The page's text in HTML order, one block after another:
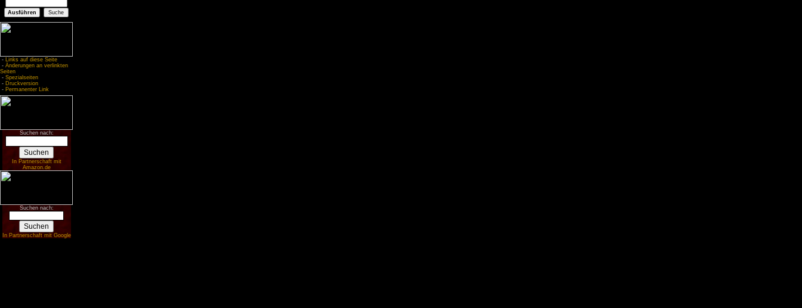
- Links auf diese Seite
- Änderungen an verlinkten
Seiten
- Spezialseiten
- Druckversion
- Permanenter Link
Suchen nach:
In Partnerschaft mit
Amazon.de
Suchen nach:
In Partnerschaft mit Google